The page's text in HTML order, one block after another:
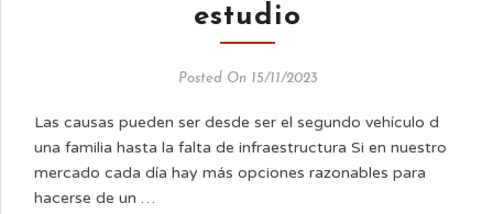
estudio
Posted On 15/11/2023
Las causas pueden ser desde ser el segundo vehículo d
una familia hasta la falta de infraestructura Si en nuestro
mercado cada día hay más opciones razonables para
hacerse de un …